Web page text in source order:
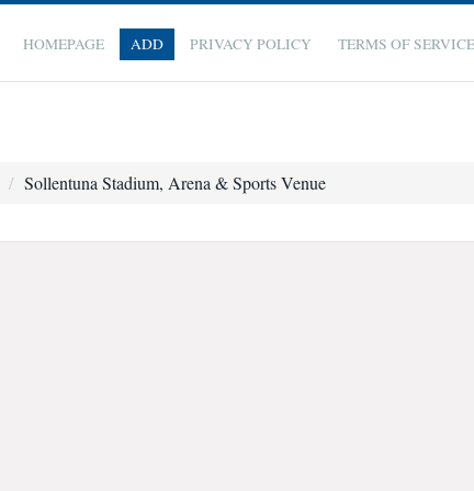
HOMEPAGE ADD PRIVACY POLICY TERMS OF
Sollentuna Stadium, Arena & Sports Venue